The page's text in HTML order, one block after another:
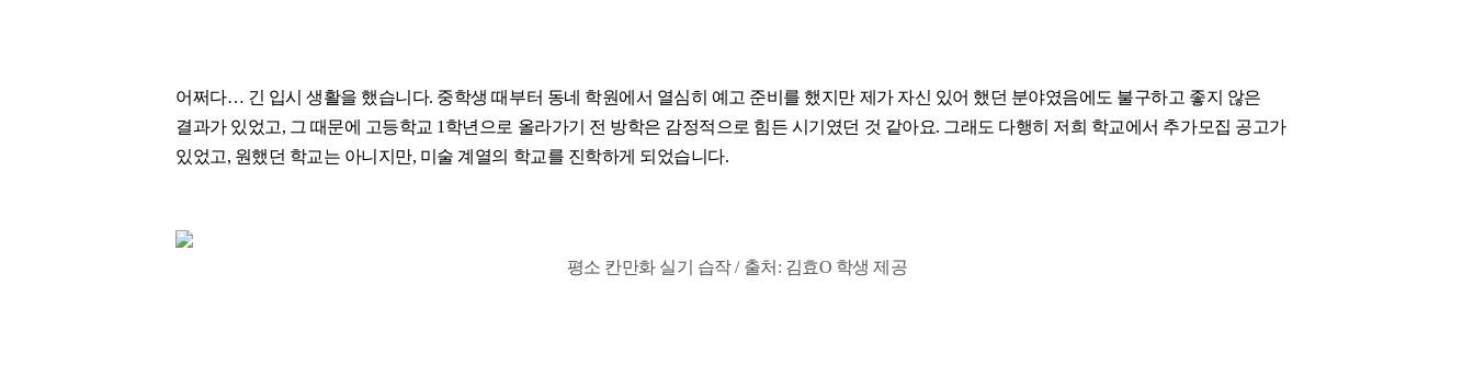
어쩌다… 긴 입시 생활을 했습니다. 중학생 때부터 동네 학원에서 열심히 예고 준비를 했지만 제가 자신 있어 했던 분야였음에도 불구하고 좋지 않은
결과가 있었고, 그 때문에 고등학교 1학년으로 올라가기 전 방학은 감정적으로 힘든 시기였던 것 같아요. 그래도 다행히 저희 학교에서 추가모집 공고가
있었고, 원했던 학교는 아니지만, 미술 계열의 학교를 진학하게 되었습니다.
평소 칸만화 실기 습작 / 출처: 김효O 학생 제공